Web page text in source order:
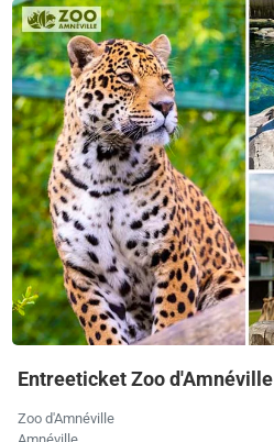
Entreeticket Zoo d'Amnéville
Zoo d'Amnéville